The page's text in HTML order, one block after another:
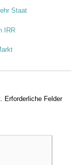
Staat
IRR
Erforderliche Felder